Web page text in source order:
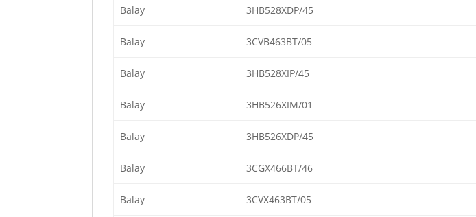
Balay 3HB528XDP/45
Balay 3CVB463BT/05
Balay 3HB528XIP/45
Balay 3HB526XIM/01
Balay 3HB526XDP/45
Balay 3CGX466BT/46
Balay 3CVX463BT/05